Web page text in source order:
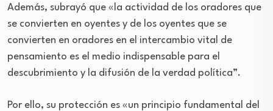
Además, subrayó que «la actividad de los oradores que
se convierten en oyentes y de los oyentes que se
convierten en oradores en el intercambio vital de
pensamiento es el medio indispensable para el
descubrimiento y la difusión de la verdad política”.
Por ello, su protección es «un principio fundamental del